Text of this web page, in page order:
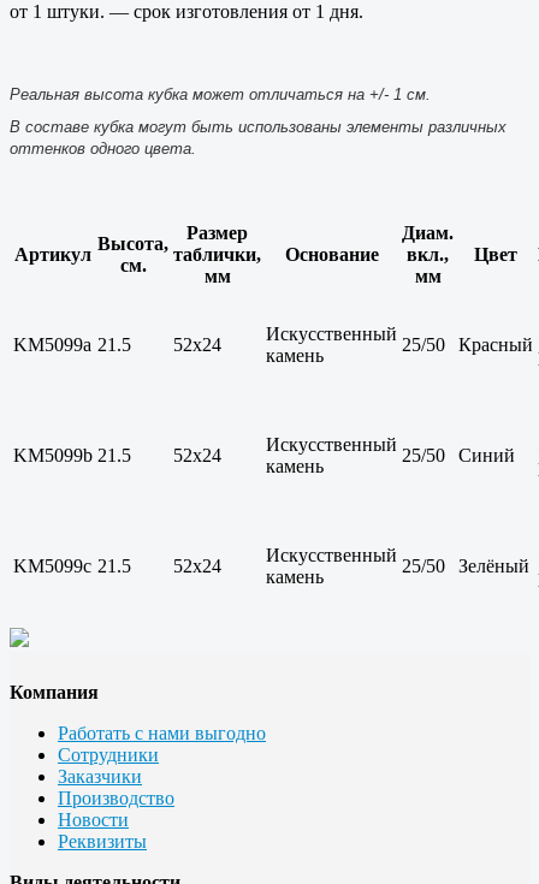
от 1 штуки. — срок изготовления от 1 дня.
Реальная высота кубка может отличаться на +/- 1 см.
В составе кубка могут быть использованы элементы различных
оттенков одного цвета.
Артикул
Высота,
см.
Размер
таблички,
мм
Основание
Диам.
вкл.,
мм
Цвет
KM5099a 21.5 52x24
Искусственный
камень
25/50 Красный
KM5099b 21.5 52x24
Искусственный
камень
25/50 Синий
KM5099c 21.5 52x24
Искусственный
камень
25/50 Зелёный
Компания
Работать с нами выгодно
Сотрудники
Заказчики
Производство
Новости
Реквизиты